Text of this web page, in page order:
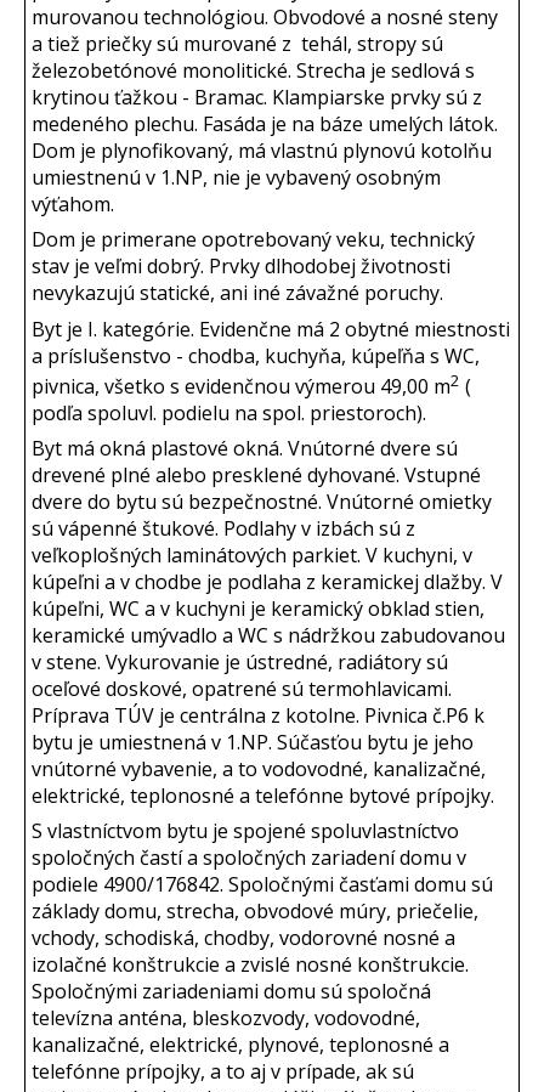
murovanou technológiou. Obvodové a nosné steny
a tiež priečky sú murované z tehál, stropy sú
železobetónové monolitické. Strecha je sedlová s
krytinou ťažkou - Bramac. Klampiarske prvky sú z
medeného plechu. Fasáda je na báze umelých látok.
Dom je plynofikovaný, má vlastnú plynovú kotolňu
umiestnenú v 1.NP, nie je vybavený osobným
výťahom.
Dom je primerane opotrebovaný veku, technický
stav je veľmi dobrý. Prvky dlhodobej životnosti
nevykazujú statické, ani iné závažné poruchy.
Byt je I. kategórie. Evidenčne má 2 obytné miestnosti
a príslušenstvo - chodba, kuchyňa, kúpeľňa s WC,
pivnica, všetko s evidenčnou výmerou 49,00 m2 (
podľa spoluvl. podielu na spol. priestoroch).
Byt má okná plastové okná. Vnútorné dvere sú
drevené plné alebo presklené dyhované. Vstupné
dvere do bytu sú bezpečnostné. Vnútorné omietky
sú vápenné štukové. Podlahy v izbách sú z
veľkoplošných laminátových parkiet. V kuchyni, v
kúpeľni a v chodbe je podlaha z keramickej dlažby. V
kúpeľni, WC a v kuchyni je keramický obklad stien,
keramické umývadlo a WC s nádržkou zabudovanou
v stene. Vykurovanie je ústredné, radiátory sú
oceľové doskové, opatrené sú termohlavicami.
Príprava TÚV je centrálna z kotolne. Pivnica č.P6 k
bytu je umiestnená v 1.NP. Súčasťou bytu je jeho
vnútorné vybavenie, a to vodovodné, kanalizačné,
elektrické, teplonosné a telefónne bytové prípojky.
S vlastníctvom bytu je spojené spoluvlastníctvo
spoločných častí a spoločných zariadení domu v
podiele 4900/176842. Spoločnými časťami domu sú
základy domu, strecha, obvodové múry, priečelie,
vchody, schodiská, chodby, vodorovné nosné a
izolačné konštrukcie a zvislé nosné konštrukcie.
Spoločnými zariadeniami domu sú spoločná
televízna anténa, bleskozvody, vodovodné,
kanalizačné, elektrické, plynové, teplonosné a
telefónne prípojky, a to aj v prípade, ak sú